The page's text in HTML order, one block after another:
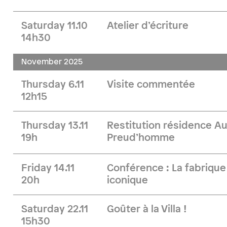
Saturday 11.10
14h30
Atelier d’écriture
November 2025
Thursday 6.11
12h15
Visite commentée
Thursday 13.11
19h
Restitution résidence
Preud’homme
Friday 14.11
20h
Conférence : La fabrique
iconique
Saturday 22.11
15h30
Goûter à la Villa !